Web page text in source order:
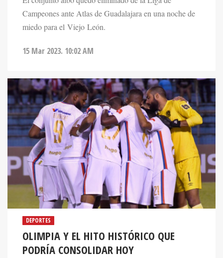
Campeones ante Atlas de Guadalajara en una noche de
miedo para el Viejo León.
15 Mar 2023. 10:02 AM
DEPORTES
OLIMPIA Y EL HITO HISTÓRICO QUE
PODRÍA CONSOLIDAR HOY